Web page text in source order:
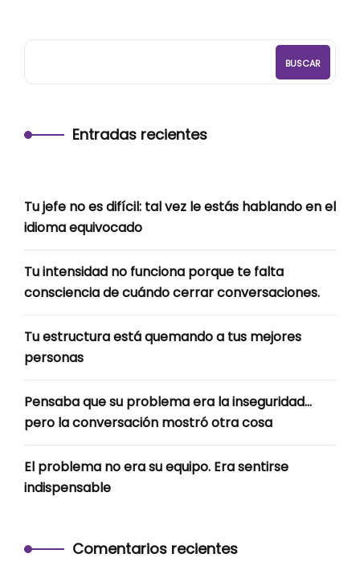
BUSCAR
Entradas recientes
Tu jefe no es difícil: tal vez le estás hablando en el
idioma equivocado
Tu intensidad no funciona porque te falta
consciencia de cuándo cerrar conversaciones.
Tu estructura está quemando a tus mejores
personas
Pensaba que su problema era la inseguridad…
pero la conversación mostró otra cosa
El problema no era su equipo. Era sentirse
indispensable
Comentarios recientes